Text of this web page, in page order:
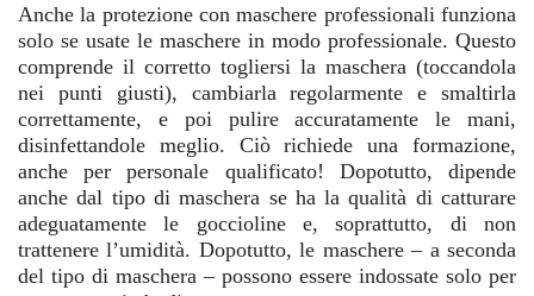
Anche la protezione con maschere professionali funziona
solo se usate le maschere in modo professionale. Questo
comprende il corretto togliersi la maschera (toccandola
nei punti giusti), cambiarla regolarmente e smaltirla
correttamente, e poi pulire accuratamente le mani,
disinfettandole meglio. Ciò richiede una formazione,
anche per personale qualificato! Dopotutto, dipende
anche dal tipo di maschera se ha la qualità di catturare
adeguatamente le goccioline e, soprattutto, di non
trattenere l’umidità. Dopotutto, le maschere – a seconda
del tipo di maschera – possono essere indossate solo per